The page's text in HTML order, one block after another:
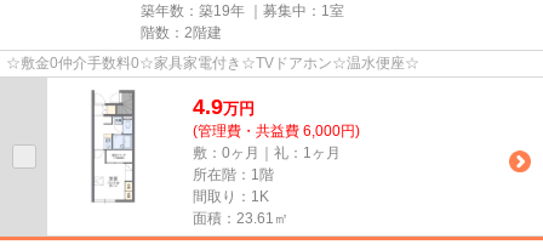
築年数：築19年 ｜募集中： 1室
階数：2階建
☆敷金0仲介手数料0☆家具家電付き☆TVドアホン☆温水便座☆
4.9万円
(管理費・共益費 6,000円)
敷：0ヶ月｜礼：1ヶ月
所在階：1階
間取り：1K
面積：23.61㎡